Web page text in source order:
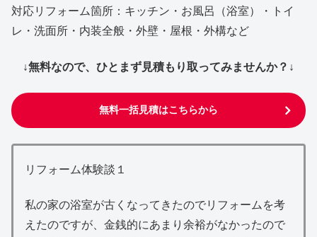
対応リフォーム箇所：キッチン・お風呂（浴室）・トイ
レ・洗面所・内装全般・外壁・屋根・外構など
↓無料なので、ひとまず見積もり取ってみませんか？↓
無料一括見積はこちらから
リフォーム体験談１
私の家の浴室が古くなってきたのでリフォームを考
えたのですが、金銭的にあまり余裕がなかったので